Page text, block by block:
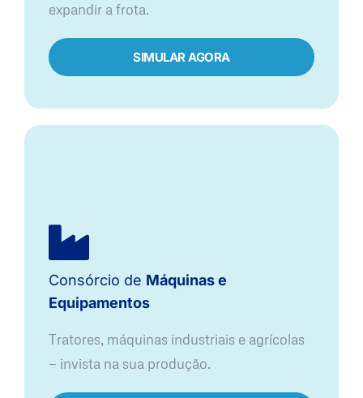
expandir a frota.
SIMULAR AGORA
Consórcio de Máquinas e
Equipamentos
Tratores, máquinas industriais e agrícolas
— invista na sua produção.